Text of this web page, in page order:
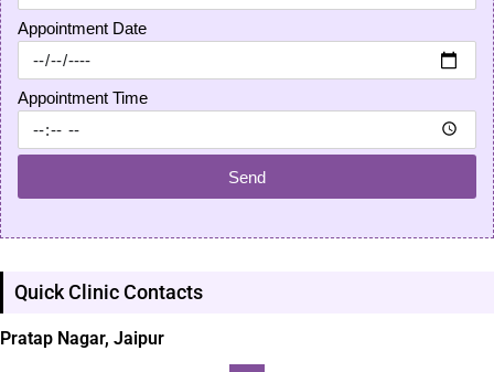
Appointment Date
Appointment Time
Send
Quick Clinic Contacts
Pratap Nagar, Jaipur